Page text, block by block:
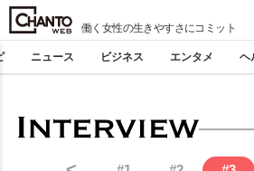
働く女性の生きやすさにコミット
ニュース ビジネス エンタメ ヘ